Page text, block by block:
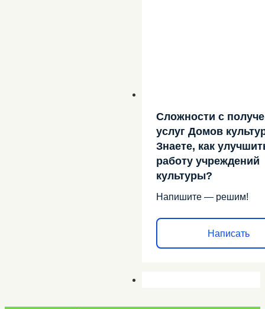
Сложности с
услуг Домов
Знаете, как
работу учреждений
культуры?
Напишите — решим!
Написать